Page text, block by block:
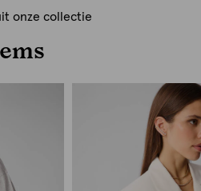
onze collectie